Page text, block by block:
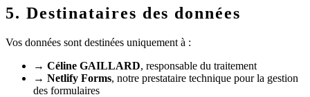
5. Destinataires des données
Vos données sont destinées uniquement à :
→ Céline GAILLARD, responsable du traitement
→ Netlify Forms, notre prestataire technique pour la gestion
des formulaires